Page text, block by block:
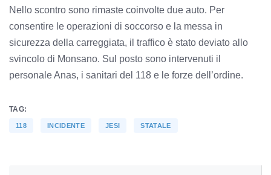
Nello scontro sono rimaste coinvolte due auto. Per
consentire le operazioni di soccorso e la messa in
sicurezza della carreggiata, il traffico è stato deviato allo
svincolo di Monsano. Sul posto sono intervenuti il
personale Anas, i sanitari del 118 e le forze dell’ordine.
TAG:
118 INCIDENTE JESI STATALE